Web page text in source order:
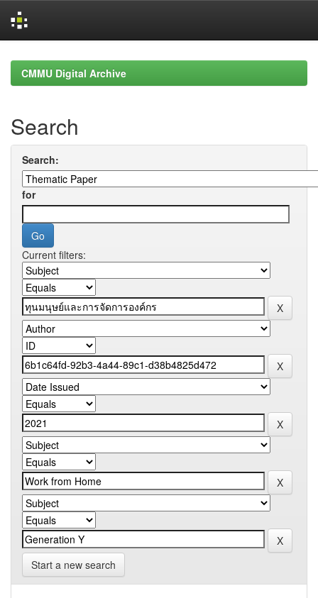
navigationCMMU Digital Archive
Search
Search:
for
Current filters:
Start a new search